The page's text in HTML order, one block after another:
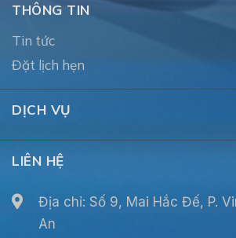
THÔNG TIN
Tin tức
Đặt lịch hẹn
DỊCH VỤ
LIÊN HỆ
Địa chỉ: Số 9, Mai Hắc Đế, P.
An